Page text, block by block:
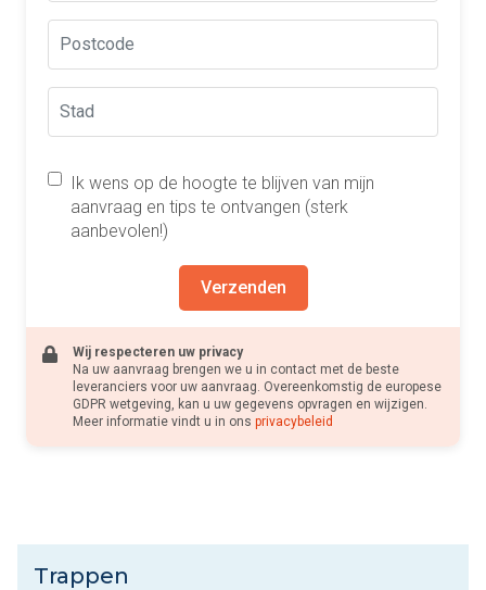
Ik wens op de hoogte te blijven van mijn
aanvraag en tips te ontvangen (sterk
aanbevolen!)
Verzenden
Wij respecteren uw privacy
Na uw aanvraag brengen we u in contact met de beste
leveranciers voor uw aanvraag. Overeenkomstig de europese
GDPR wetgeving, kan u uw gegevens opvragen en wijzigen.
Meer informatie vindt u in ons privacybeleid
Trappen